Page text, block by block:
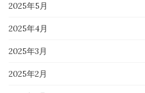
2025年5月
2025年4月
2025年3月
2025年2月